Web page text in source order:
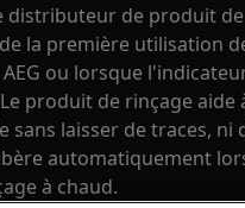
distributeur de produit de
la première utilisation
AEG ou lorsque
produit de rinçage aide
sans laisser de traces, ni
automatiquement
à chaud.